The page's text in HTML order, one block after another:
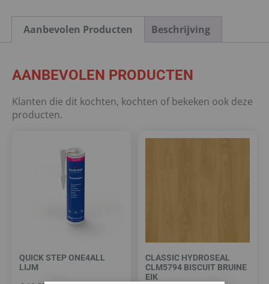
Aanbevolen Producten Beschrijving
AANBEVOLEN PRODUCTEN
Klanten die dit kochten, kochten of bekeken ook deze
producten.
QUICK STEP ONE4ALL
LIJM
CLASSIC HYDROSEAL
CLM5794 BISCUIT BRUINE
EIK